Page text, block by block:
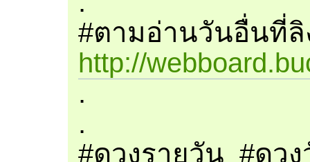
#ตามอ่านวันอื่นที่ลิ
http://
.
.
#ดวงรายวัน​ #ดว